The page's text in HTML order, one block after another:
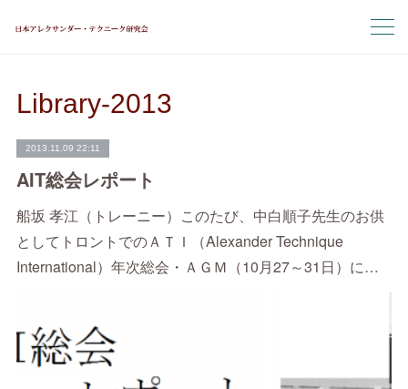
Library-2013
2013.11.09 22:11
AIT総会レポート
船坂 孝江（トレーニー）このたび、中白順子先生のお供
としてトロントでのＡＴＩ（Alexander Technique
International）年次総会・ＡＧＭ（10月27～31日）に…